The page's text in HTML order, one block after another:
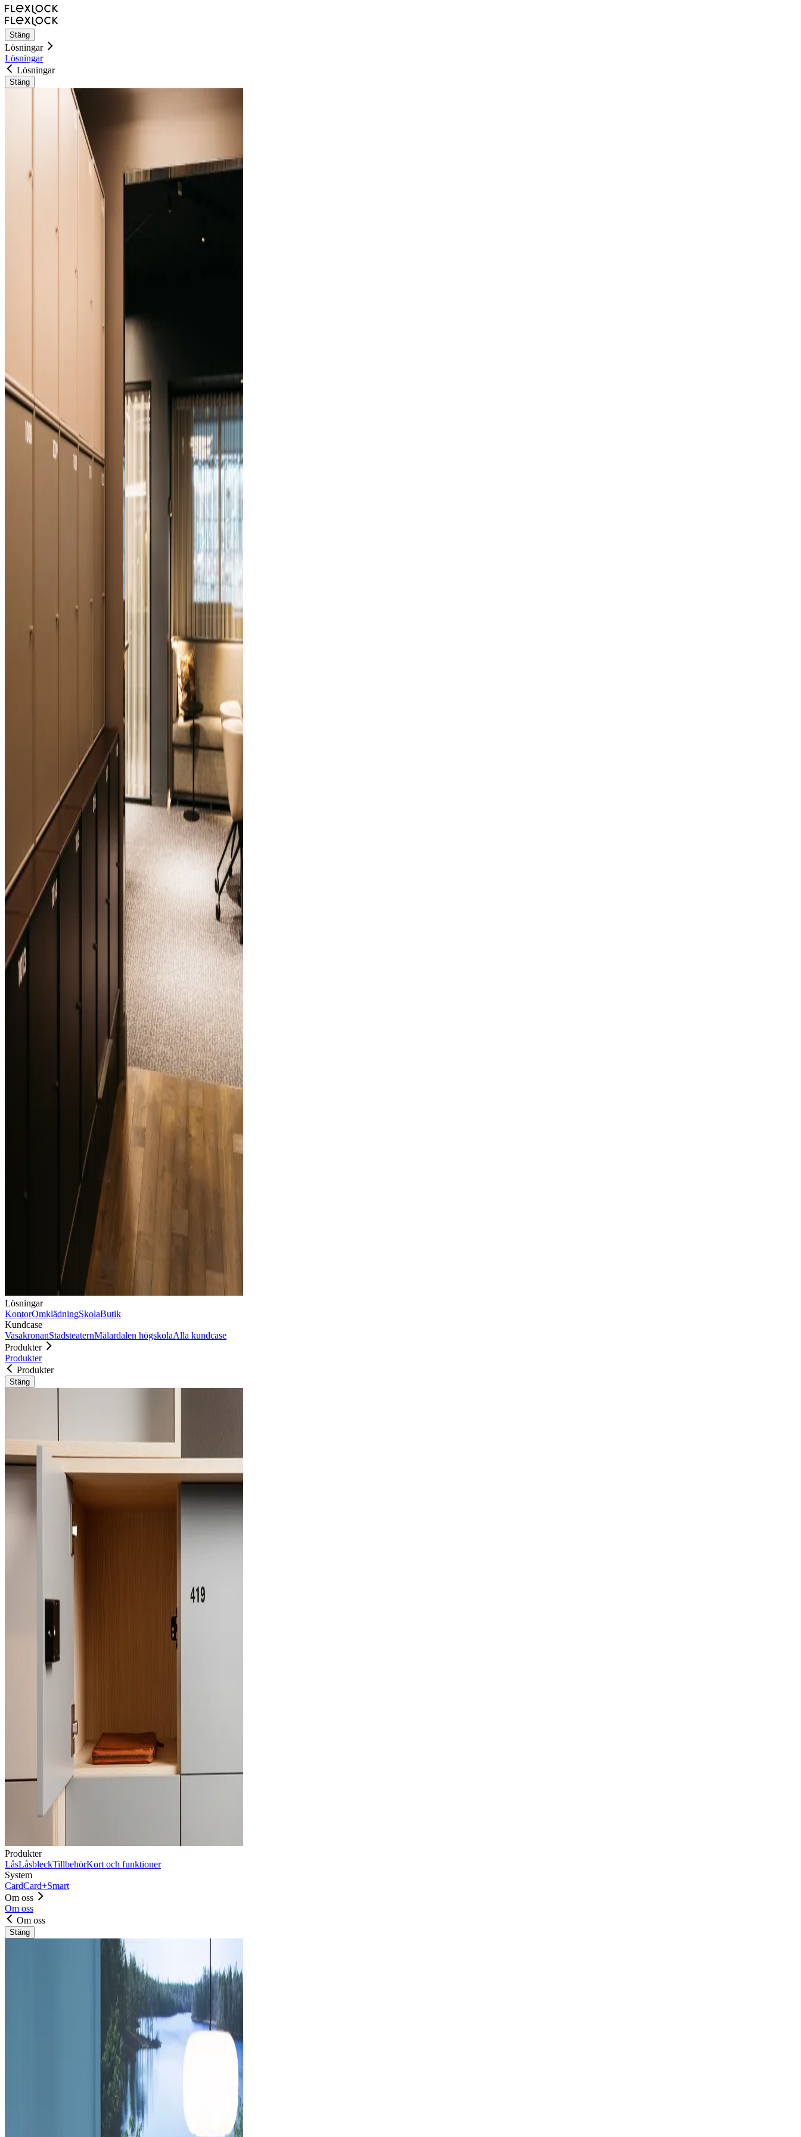
Stäng
Lösningar
Lösningar
Lösningar
Stäng
Lösningar
KontorOmklädningSkolaButik
Kundcase
VasakronanStadsteaternMälardalen högskolaAlla kundcase
Produkter
Produkter
Produkter
Stäng
Produkter
LåsLåsbleckTillbehörKort och funktioner
System
CardCard+Smart
Om oss
Om oss
Om oss
Stäng